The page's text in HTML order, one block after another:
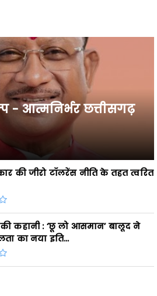
आत्मनिर्भर छत्तीसगढ़
की जीरो टॉलरेंस नीति के तहत त्वरित
कहानी : ‘छू लो आसमान’ बालूद ने
का नया इति...